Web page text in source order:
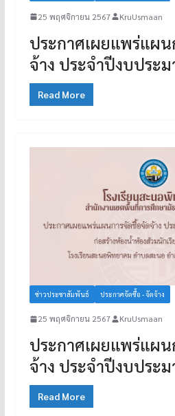
25 พฤศจิกายน 2567 KruUsmaan
ประกาศเผยแพร่แผ
จ้าง ประจำปีงบประ
Read More
ข่าวประชาสัมพันธ์ ประกาศจัดซื้อ - จัดจ้าง
25 พฤศจิกายน 2567 KruUsmaan
ประกาศเผยแพร่แผ
จ้าง ประจำปีงบประ
Read More